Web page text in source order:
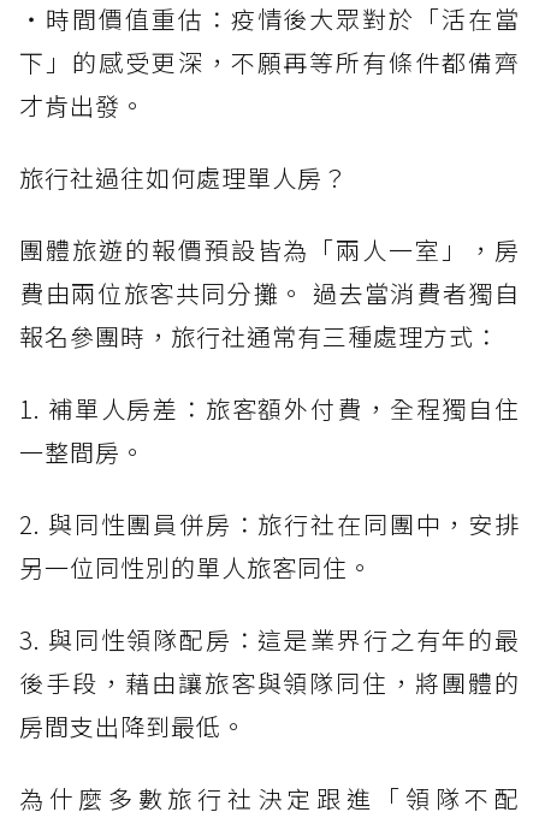
・時間價值重估：疫情後大眾對於「活在當
下」的感受更深，不願再等所有條件都備齊
才肯出發。
旅行社過往如何處理單人房？
團體旅遊的報價預設皆為「兩人一室」，房
費由兩位旅客共同分攤。 過去當消費者獨自
報名參團時，旅行社通常有三種處理方式：
1. 補單人房差：旅客額外付費，全程獨自住
一整間房。
2. 與同性團員併房：旅行社在同團中，安排
另一位同性別的單人旅客同住。
3. 與同性領隊配房：這是業界行之有年的最
後手段，藉由讓旅客與領隊同住，將團體的
房間支出降到最低。
為什麼多數旅行社決定跟進「領隊不配